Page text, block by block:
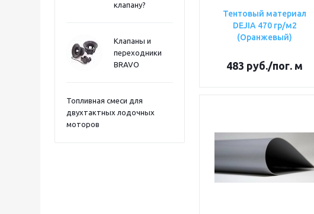
клапану?
Клапаны и
переходники
BRAVO
Топливная смеси для
двухтактных лодочных
моторов
Тентовый материал
DEJIA 470 гр/м2
(Оранжевый)
483 руб./пог. м